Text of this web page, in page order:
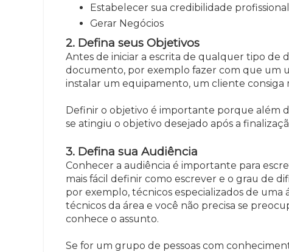
Estabelecer sua credibilidade profissional
Gerar Negócios
2. Defina seus Objetivos
Antes de iniciar a escrita de qualquer tipo
documento, por exemplo fazer com que um
instalar um equipamento, um cliente
Definir o objetivo é importante porque além
se atingiu o objetivo desejado após a
3. Defina sua Audiência
Conhecer a audiência é importante para
mais fácil definir como escrever e o grau de
por exemplo, técnicos especializados de
técnicos da área e você não precisa se
conhece o assunto.
Se for um grupo de pessoas com